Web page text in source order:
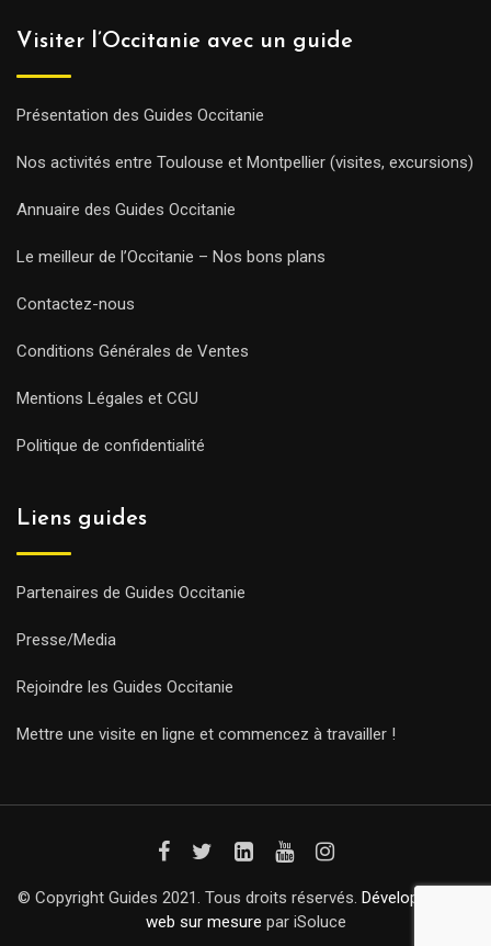
Visiter l’Occitanie avec un guide
Présentation des Guides Occitanie
Nos activités entre Toulouse et Montpellier (visites, excursions)
Annuaire des Guides Occitanie
Le meilleur de l’Occitanie – Nos bons plans
Contactez-nous
Conditions Générales de Ventes
Mentions Légales et CGU
Politique de confidentialité
Liens guides
Partenaires de Guides Occitanie
Presse/Media
Rejoindre les Guides Occitanie
Mettre une visite en ligne et commencez à travailler !
© Copyright Guides 2021. Tous droits réservés. Développement
web sur mesure par iSoluce